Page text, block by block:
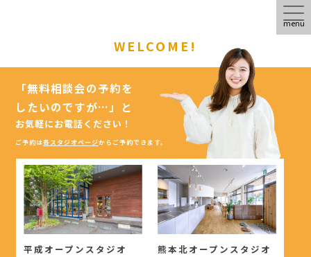
menu
WELCOME!
「無料相談会の予約を
したいのですが…」
と
お気軽にお電話ください！
ご予約は各スタジオページからご予約できます。
平成オープンスタジオ 熊本北オープンスタジオ